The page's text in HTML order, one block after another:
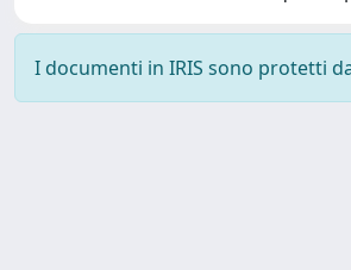
I documenti in IRIS sono protetti